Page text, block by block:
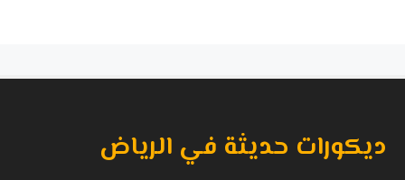
ديكورات حديثة في الرياض